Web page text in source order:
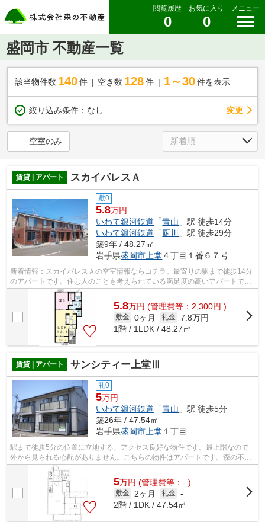
閲覧履歴
0
お気に入り
0
メニュー
盛岡市 不動産一覧
該当物件数 140件 空き数 128 件 1～30 件を表示
絞り込み条件： なし 変更
空室のみ
賃貸 | アパート スカイパレスＡ
敷0
5.8万円
いわて銀河鉄道 「青山 」駅 徒歩14分
いわて銀河鉄道 「厨川
」駅 徒歩29分
築9年 / 48.27㎡
岩手県盛岡市上堂４丁目１番６７号
新着情報：スカイパレスＡの空室情報ならコチラ。最寄りの駅まで徒歩14分
のアパートです。住む人のことも考えられている満足度の高いアパートで
す。2017年築で、多くの方がご満足の物...
5.8万円 (管理費等：2,300円 )
敷金 0ヶ月 礼金 7.8万円
1階 / 1LDK / 48.27㎡
賃貸 | アパート サンシティー上堂Ⅲ
礼0
5万円
いわて銀河鉄道 「青山 」駅 徒歩5分
築26年 / 47.54㎡
岩手県盛岡市上堂１丁目
駅まで徒歩5分の位置に立地する、アクセス良好な物件です。最上階なので
外から見られる心配がありません。こちらの物件はアパートです。森の不動
産が取り扱っているのはいわて銀河鉄道...
5万円 (管理費等：- )
敷金 2ヶ月 礼金 -
2階 / 1DK / 47.54㎡